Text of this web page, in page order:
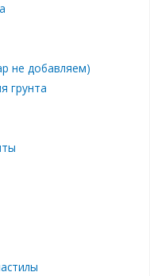
не добавляем)
грунта